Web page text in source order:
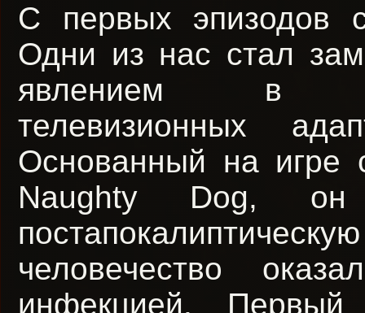
С первых эпизодов
Одни из нас стал
явлением в
телевизионных
Основанный на игре
Naughty Dog, он
человечество
инфекцией.